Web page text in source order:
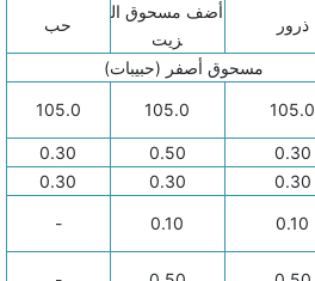
ذرور
أضف مسحوق ال
زيت
حب
مسحوق أصفر (حبيبات)
105.0
105.0
105.0
0.30
0.50
0.30
0.30
0.30
0.30
0.10
0.10
-